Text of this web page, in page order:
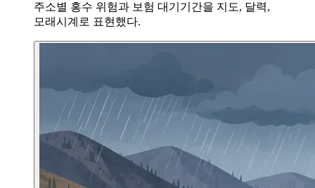
주소별 홍수 위험과 보험 대기기간을 지도, 달력,
모래시계로 표현했다.